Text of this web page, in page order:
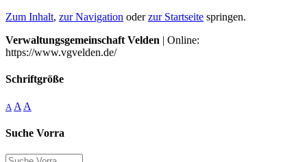
Zum Inhalt, zur Navigation oderzur Startseite springen.
Verwaltungsgemeinschaft Velden | Online:
https://www.vgvelden.de/
Schriftgröße
A A A
Suche Vorra